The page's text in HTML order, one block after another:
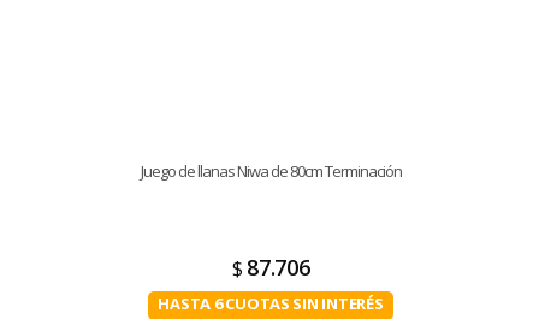
Juego de llanas Niwa de 80cm Terminación
$ 87.706
HASTA 6 CUOTAS SIN INTERÉS